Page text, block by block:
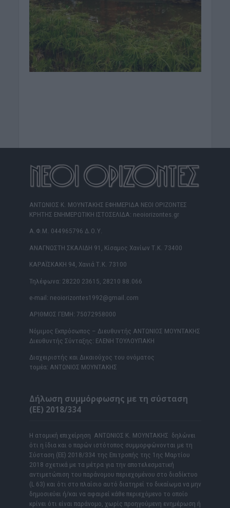
ΑΝΤΩΝΙΟΣ Κ. ΜΟΥΝΤΑΚΗΣ ΕΦΗΜΕΡΙΔΑ ΝΕΟΙ ΟΡΙΖΟΝΤΕΣ
ΚΡΗΤΗΣ ΕΝΗΜΕΡΩΤΙΚΗ ΙΣΤΟΣΕΛΙΔΑ: neoiorizontes.gr
Α.Φ.Μ. 044965796 Δ.Ο.Υ.
ΑΝΑΓΝΩΣΤΗ ΣΚΑΛΙΔΗ 91, Κίσαμος Χανίων Τ.Κ. 73400
ΚΑΡΑΪΣΚΑΚΗ 94, Χανιά Τ.Κ. 73100
Τηλέφωνα: 28220 23615, 28210 88.066
e-mail: neoiorizontes1992@gmail.com
ΑΡΙΘΜΟΣ ΓΕΜΗ: 75072958000
Νόμιμος Εκπρόσωπος – Διευθυντής ΑΝΤΩΝΙΟΣ ΜΟΥΝΤΑΚΗΣ
Διευθυντής Σύνταξης: ΕΛΕΝΗ ΤΟΥΛΟΥΠΑΚΗ
Διαχειριστής και Δικαιούχος του ονόματος
τομέα: ΑΝΤΩΝΙΟΣ ΜΟΥΝΤΑΚΗΣ
Δήλωση συμμόρφωσης με τη σύσταση
(ΕΕ) 2018/334
Η ατομική επιχείρηση ΑΝΤΩΝΙΟΣ Κ. ΜΟΥΝΤΑΚΗΣ δηλώνει
ότι η ίδια και ο παρών ιστότοπος συμμορφώνονται με τη
Σύσταση (ΕΕ) 2018/334 της Επιτροπής της 1ης Μαρτίου
2018 σχετικά με τα μέτρα για την αποτελεσματική
αντιμετώπιση του παράνομου περιεχομένου στο διαδίκτυο
(L 63) και ότι στο πλαίσιο αυτό διατηρεί το δικαίωμα να μην
δημοσιεύει ή/και να αφαιρεί κάθε περιεχόμενο το οποίο
κρίνει ότι είναι παράνομο, χωρίς προηγούμενη ενημέρωση ή